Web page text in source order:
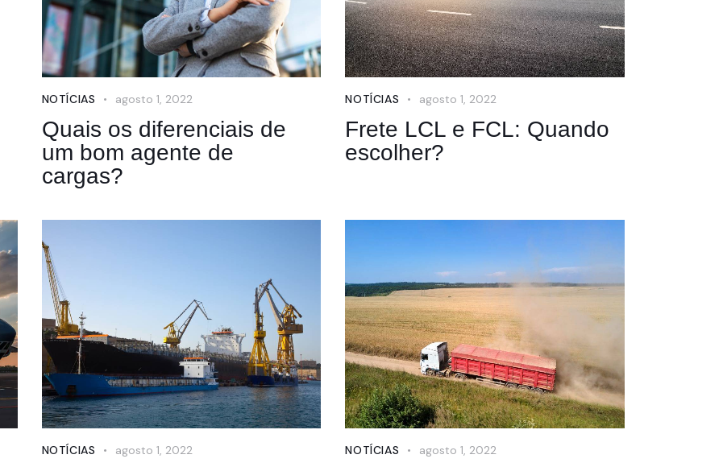
NOTÍCIAS agosto 1, 2022
Quais os diferenciais de
um bom agente de
cargas?
NOTÍCIAS agosto 1, 2022
Frete LCL e FCL: Quando
escolher?
NOTÍCIAS agosto 1, 2022 NOTÍCIAS agosto 1, 2022